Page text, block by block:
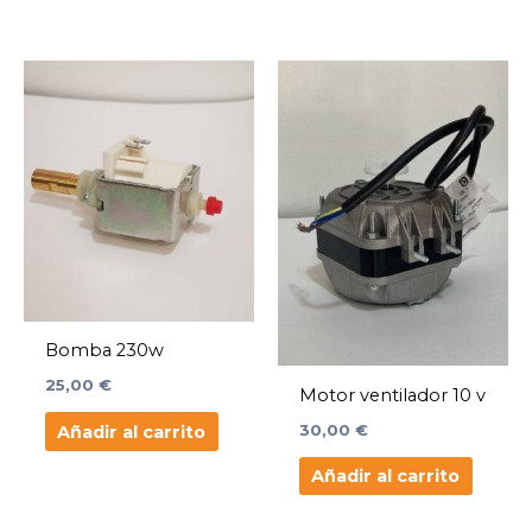
Bomba 230w
25,00 €
Añadir al carrito
Motor ventilador 10 v
30,00 €
Añadir al carrito